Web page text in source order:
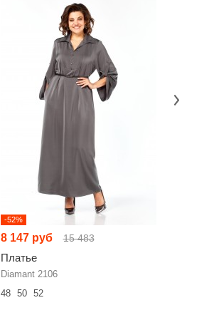
-52%
8 147 руб 15 483
Платье
Diamant 2106
48
50 52